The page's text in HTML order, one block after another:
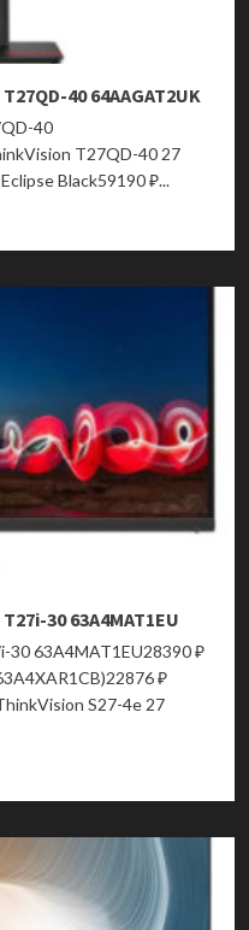
40 64AAGAT2UK
40
T27QD-40 27
Black59190 ₽...
30 63A4MAT1EU
30 63A4MAT1EU28390 ₽
₽
S27-4e 27